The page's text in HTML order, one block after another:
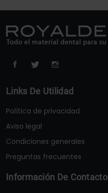
Links De Utilidad
Política de privacidad
Aviso legal
Condiciones generales
Preguntas frecuentes
Información De Contacto